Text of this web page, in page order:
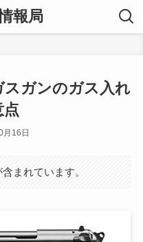
報局
スガンのガス入れ
点
月16日
まれています。